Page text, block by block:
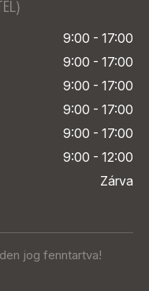
9:00 - 17:00
9:00 - 17:00
9:00 - 17:00
9:00 - 17:00
9:00 - 17:00
9:00 - 12:00
Zárva
jog fenntartva!